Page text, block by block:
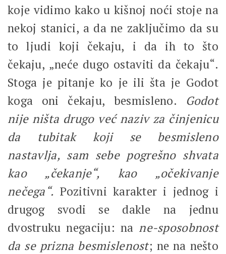
koje vidimo kako u kišnoj noći stoje na
nekoj stanici, a da ne zaključimo da su
to ljudi koji čekaju, i da ih to što
čekaju, „neće dugo ostaviti da čekaju“.
Stoga je pitanje ko je ili šta je Godot
koga oni čekaju, besmisleno. Godot
nije ništa drugo već naziv za činjenicu
da tubitak koji se besmisleno
nastavlja, sam sebe pogrešno shvata
kao „čekanje“, kao „očekivanje
nečega“. Pozitivni karakter i jednog i
drugog svodi se dakle na jednu
dvostruku negaciju: nane-sposobnost
da se prizna besmislenost; ne na nešto